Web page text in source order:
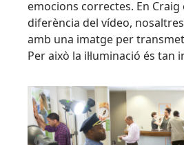
emocions correctes. En
diferència del vídeo,
amb una imatge per
Per això la il·luminació és tan